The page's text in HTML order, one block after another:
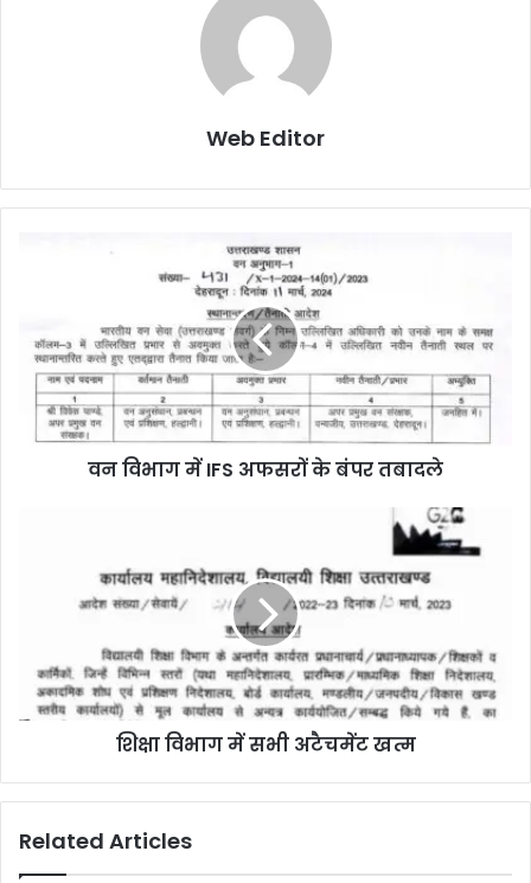
Web Editor
वन विभाग में IFS अफसरों के बंपर तबादले
शिक्षा विभाग में सभी अटैचमेंट खत्म
Related Articles